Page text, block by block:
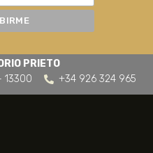
PRIETO
13300
+34 926 324 965